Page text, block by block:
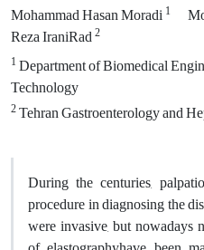
Mohammad Hasan Moradi1
Reza IraniRad2
1Department of Biomedical
Technology
2Tehran Gastroenterology and
During the centuries,
procedure in diagnosing the
were invasive, but nowadays